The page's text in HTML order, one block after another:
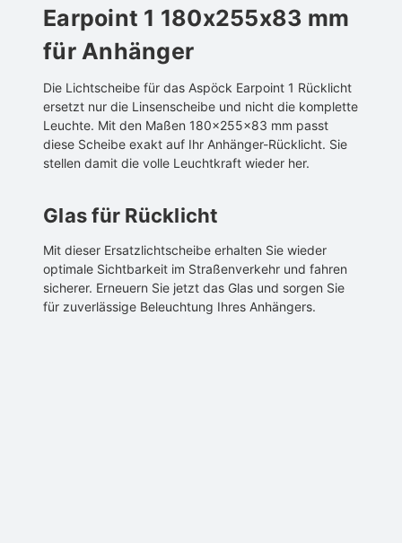
Earpoint 1 180x255x83 mm
für Anhänger
Die Lichtscheibe für das Aspöck Earpoint 1 Rücklicht
ersetzt nur die Linsenscheibe und nicht die komplette
Leuchte. Mit den Maßen 180x255x83 mm passt
diese Scheibe exakt auf Ihr Anhänger-Rücklicht. Sie
stellen damit die volle Leuchtkraft wieder her.
Glas für Rücklicht
Mit dieser Ersatzlichtscheibe erhalten Sie wieder
optimale Sichtbarkeit im Straßenverkehr und fahren
sicherer. Erneuern Sie jetzt das Glas und sorgen Sie
für zuverlässige Beleuchtung Ihres Anhängers.